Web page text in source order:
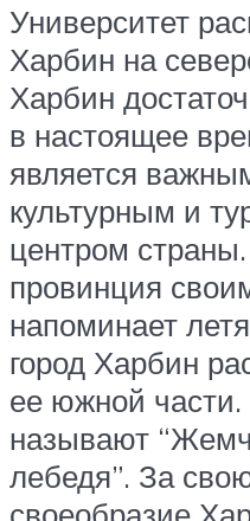
Университет
Харбин на
Харбин
в настоящее
является
культурным и
центром
провинция
напоминает
город Харбин
ее южной части.
называют
лебедя”. За